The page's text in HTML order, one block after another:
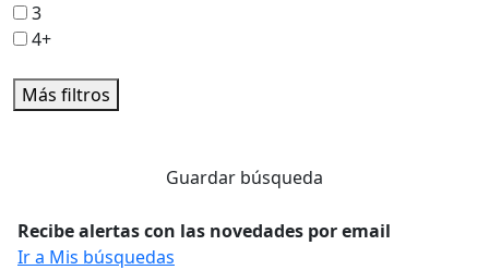
3
4+
Más filtros
Guardar búsqueda
Recibe alertas con las novedades por email
Ir a Mis búsquedas